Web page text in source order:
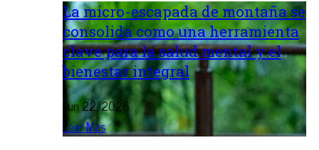
La micro-escapada de montaña se
consolida como una herramienta
clave para la salud mental y el
bienestar integral
Jun 22, 2026
Leer Mas